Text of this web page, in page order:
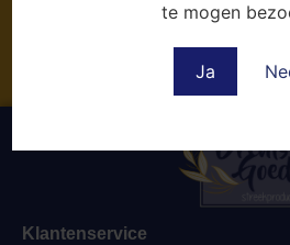
te mogen
Ja
producten van DrentsGoed
Naar de
Klantenservice